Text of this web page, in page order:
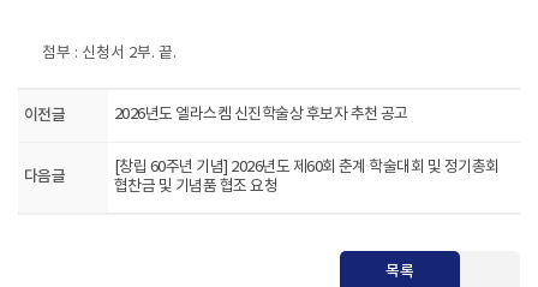
첨부 : 신청서 2부. 끝.
이전글 2026년도 엘라스켐 신진학술상 후보자 추천 공고
다음글
[창립 60주년 기념] 2026년도 제60회 춘계 학술대회 및 정기총회
협찬금 및 기념품 협조 요청
목록